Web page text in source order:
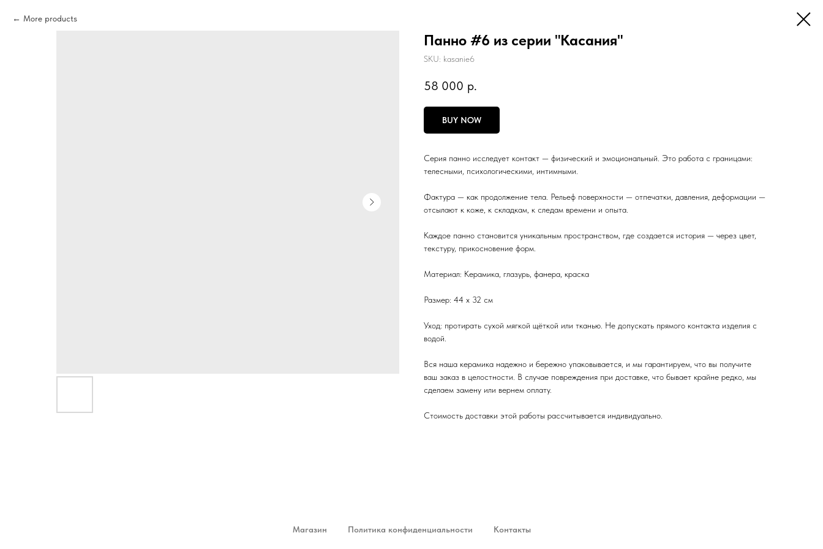
More products
Панно #6 из серии "Касания"
SKU: kasanie6
58 000 р.
BUY NOW
Серия панно исследует контакт — физический и эмоциональный. Это работа с границами:
телесными, психологическими, интимными.
Фактура — как продолжение тела. Рельеф поверхности — отпечатки, давления, деформации —
отсылают к коже, к складкам, к следам времени и опыта.
Каждое панно становится уникальным пространством, где создается история — через цвет,
текстуру, прикосновение форм.
Материал: Керамика, глазурь, фанера, краска
Размер: 44 х 32 см
Уход: протирать сухой мягкой щёткой или тканью. Не допускать прямого контакта изделия с
водой.
Вся наша керамика надежно и бережно упаковывается, и мы гарантируем, что вы получите
ваш заказ в целостности. В случае повреждения при доставке, что бывает крайне редко, мы
сделаем замену или вернем оплату.
Стоимость доставки этой работы рассчитывается индивидуально.
Магазин Политика конфиденциальности Контакты